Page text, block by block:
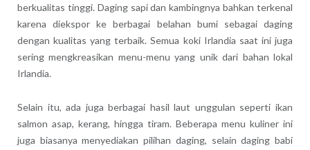
berkualitas tinggi. Daging sapi dan kambingnya bahkan terkenal
karena diekspor ke berbagai belahan bumi sebagai daging
dengan kualitas yang terbaik. Semua koki Irlandia saat ini juga
sering mengkreasikan menu-menu yang unik dari bahan lokal
Irlandia.
Selain itu, ada juga berbagai hasil laut unggulan seperti ikan
salmon asap, kerang, hingga tiram. Beberapa menu kuliner ini
juga biasanya menyediakan pilihan daging, selain daging babi